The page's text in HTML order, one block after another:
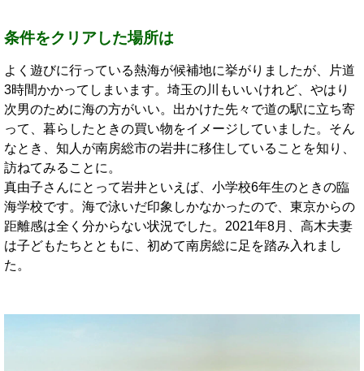
条件をクリアした場所は
よく遊びに行っている熱海が候補地に挙がりましたが、片道
3時間かかってしまいます。埼玉の川もいいけれど、やはり
次男のために海の方がいい。出かけた先々で道の駅に立ち寄
って、暮らしたときの買い物をイメージしていました。そん
なとき、知人が南房総市の岩井に移住していることを知り、
訪ねてみることに。
真由子さんにとって岩井といえば、小学校6年生のときの臨
海学校です。海で泳いだ印象しかなかったので、東京からの
距離感は全く分からない状況でした。2021年8月、高木夫妻
は子どもたちとともに、初めて南房総に足を踏み入れまし
た。